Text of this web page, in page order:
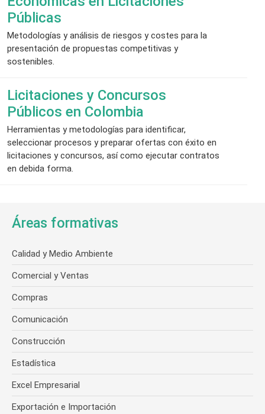
Públicas
Metodologías y análisis de riesgos y costes para la
presentación de propuestas competitivas y
sostenibles.
Licitaciones y Concursos
Públicos en Colombia
Herramientas y metodologías para identificar,
seleccionar procesos y preparar ofertas con éxito en
licitaciones y concursos, así como ejecutar contratos
en debida forma.
Áreas formativas
Calidad y Medio Ambiente
Comercial y Ventas
Compras
Comunicación
Construcción
Estadística
Excel Empresarial
Exportación e Importación